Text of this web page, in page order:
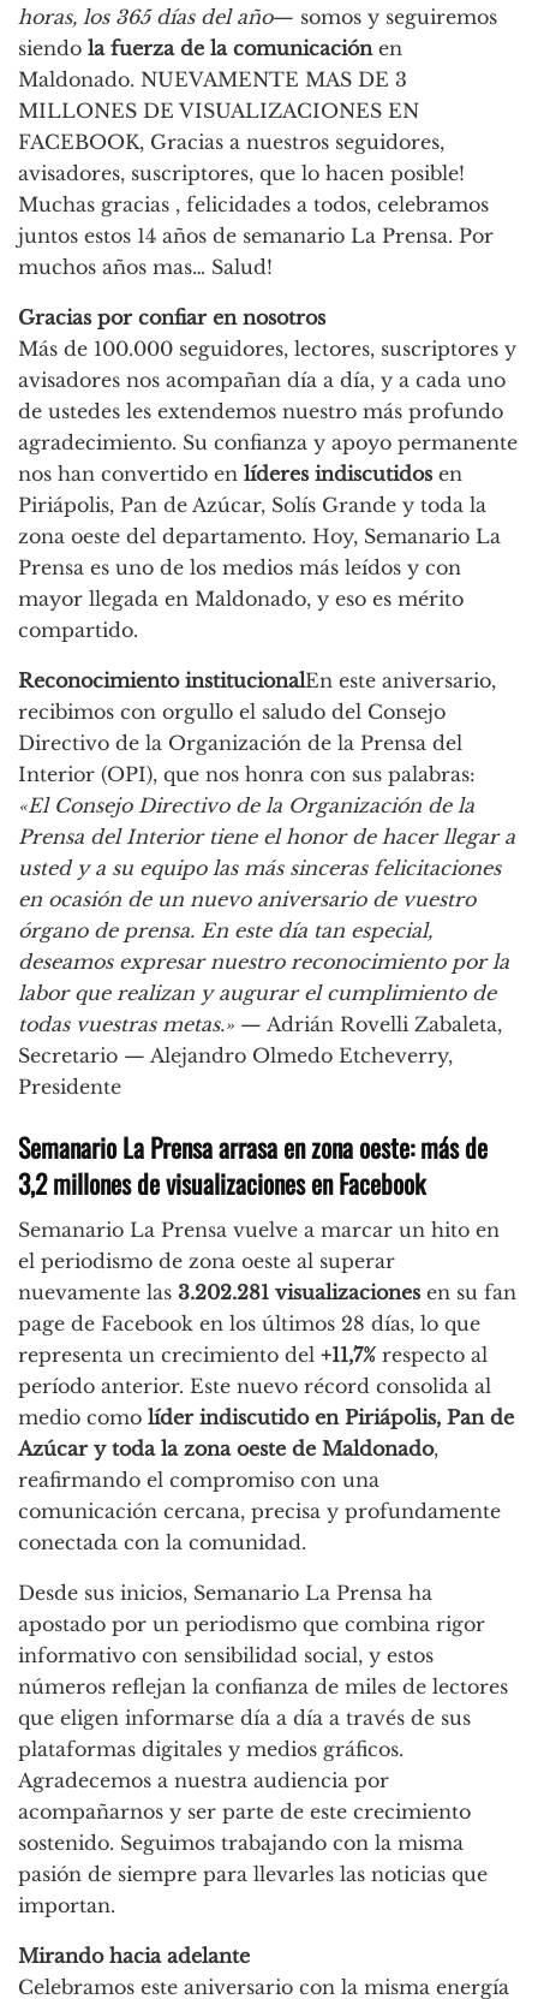
horas, los 365 días del año— somos y seguiremos
siendo la fuerza de la comunicaciónen
Maldonado. NUEVAMENTE MAS DE 3
MILLONES DE VISUALIZACIONES EN
FACEBOOK, Gracias a nuestros seguidores,
avisadores, suscriptores, que lo hacen posible!
Muchas gracias , felicidades a todos, celebramos
juntos estos 14 años de semanario La Prensa. Por
muchos años mas… Salud!
Gracias por confiar en nosotros
Más de 100.000 seguidores, lectores, suscriptores y
avisadores nos acompañan día a día, y a cada uno
de ustedes les extendemos nuestro más profundo
agradecimiento. Su confianza y apoyo permanente
nos han convertido en líderes indiscutidosen
Piriápolis, Pan de Azúcar, Solís Grande y toda la
zona oeste del departamento. Hoy, Semanario La
Prensa es uno de los medios más leídos y con
mayor llegada en Maldonado, y eso es mérito
compartido.
Reconocimiento institucionalEn este aniversario,
recibimos con orgullo el saludo del Consejo
Directivo de la Organización de la Prensa del
Interior (OPI), que nos honra con sus palabras:
«El Consejo Directivo de la Organización de la
Prensa del Interior tiene el honor de hacer llegar a
usted y a su equipo las más sinceras felicitaciones
en ocasión de un nuevo aniversario de vuestro
órgano de prensa. En este día tan especial,
deseamos expresar nuestro reconocimiento por la
labor que realizan y augurar el cumplimiento de
todas vuestras metas.» — Adrián Rovelli Zabaleta,
Secretario — Alejandro Olmedo Etcheverry,
Presidente
Semanario La Prensa arrasa en zona oeste: más de
3,2 millones de visualizaciones en Facebook
Semanario La Prensa vuelve a marcar un hito en
el periodismo de zona oeste al superar
nuevamente las 3.202.281 visualizacionesen su fan
page de Facebook en los últimos 28 días, lo que
representa un crecimiento del +11,7% respecto al
período anterior. Este nuevo récord consolida al
medio como líder indiscutido en Piriápolis, Pan de
Azúcar y toda la zona oeste de Maldonado,
reafirmando el compromiso con una
comunicación cercana, precisa y profundamente
conectada con la comunidad.
Desde sus inicios, Semanario La Prensa ha
apostado por un periodismo que combina rigor
informativo con sensibilidad social, y estos
números reflejan la confianza de miles de lectores
que eligen informarse día a día a través de sus
plataformas digitales y medios gráficos.
Agradecemos a nuestra audiencia por
acompañarnos y ser parte de este crecimiento
sostenido. Seguimos trabajando con la misma
pasión de siempre para llevarles las noticias que
importan.
Mirando hacia adelante
Celebramos este aniversario con la misma energía